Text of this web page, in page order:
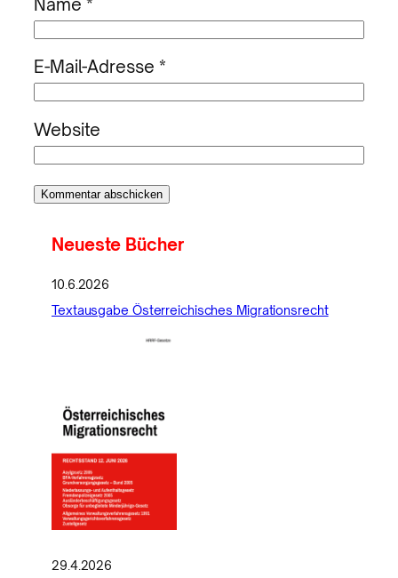
E-Mail-Adresse *
Website
Neueste Bücher
10.6.2026
Textausgabe Österreichisches Migrationsrecht
29.4.2026